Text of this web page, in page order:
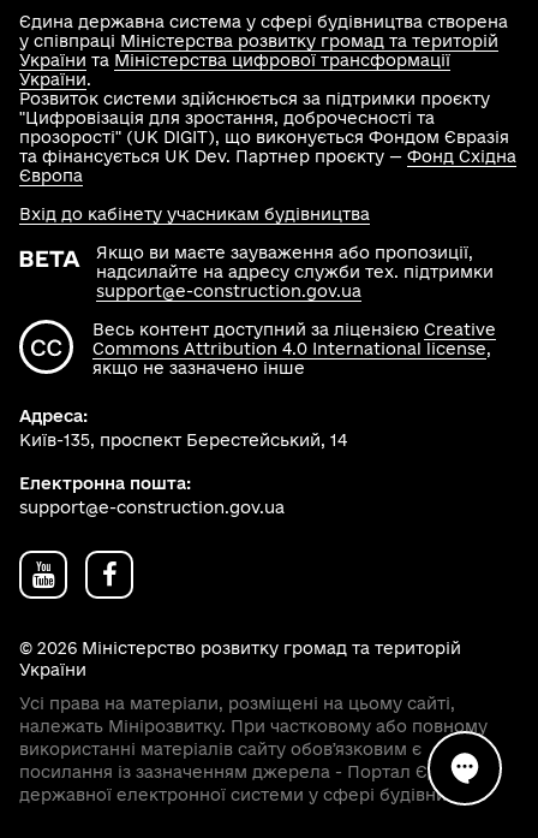
Єдина державна система у сфері будівництва створена
у співпраці Міністерства розвитку громад та територій
України та Міністерства цифрової трансформації
України.
Розвиток системи здійснюється за підтримки проєкту
"Цифровізація для зростання, доброчесності та
прозорості" (UK DIGIT), що виконується Фондом Євразія
та фінансується UK Dev. Партнер проєкту — Фонд Східна
Європа
Якщо ви маєте зауваження або пропозиції,
надсилайте на адресу служби тех. підтримки
support@e-construction.gov.ua
Весь контент доступний за ліцензією Creative
Commons Attribution 4.0 International license,
якщо не зазначено інше
Вхід до кабінету учасникам будівництва
Адреса:
Київ-135, проспект Берестейський, 14
Електронна пошта:
support@e-construction.gov.ua
© 2026 Міністерство розвитку громад та територій
України
Усі права на матеріали, розміщені на цьому сайті,
належать Мінірозвитку. При частковому або повному
використанні матеріалів сайту обовʼязковим є
посилання із зазначенням джерела - Портал Єдиної
державної електронної системи у сфері будівництва